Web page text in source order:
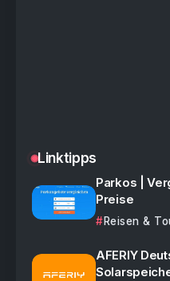
Linktipps
Parkos |
Preise
Reisen &
AFERIY